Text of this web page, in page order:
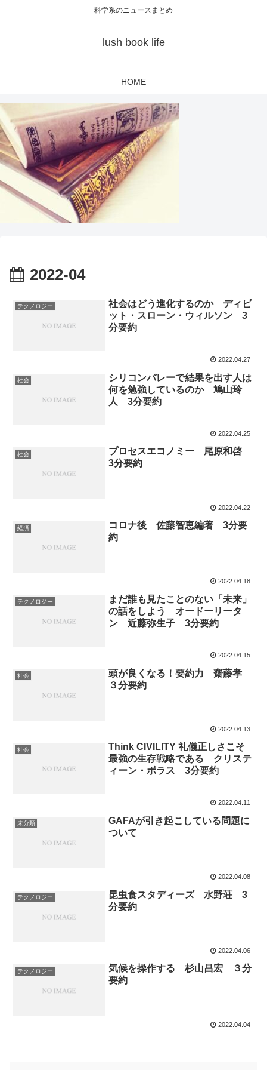
科学系のニュースまとめ
lush book life
HOME
2022-04
テクノロジー
社会はどう進化するのか ディビ
ット・スローン・ウィルソン 3
分要約
2022.04.27
社会
シリコンバレーで結果を出す人は
何を勉強しているのか 鳩山玲
人 3分要約
2022.04.25
社会
プロセスエコノミー 尾原和啓
3分要約
2022.04.22
経済
コロナ後 佐藤智恵編著 3分要
約
2022.04.18
テクノロジー
まだ誰も見たことのない「未来」
の話をしよう オードーリータ
ン 近藤弥生子 3分要約
2022.04.15
社会
頭が良くなる！要約力 齋藤孝
３分要約
2022.04.13
社会
Think CIVILITY 礼儀正しさこそ
最強の生存戦略である クリステ
ィーン・ボラス 3分要約
2022.04.11
未分類
GAFAが引き起こしている問題に
ついて
2022.04.08
テクノロジー
昆虫食スタディーズ 水野荘 3
分要約
2022.04.06
テクノロジー
気候を操作する 杉山昌宏 ３分
要約
2022.04.04